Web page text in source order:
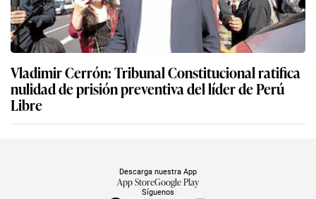
Vladimir Cerrón: Tribunal Constitucional ratifica
nulidad de prisión preventiva del líder de Perú
Libre
Síguenos
Descarga nuestra App
App StoreGoogle Play